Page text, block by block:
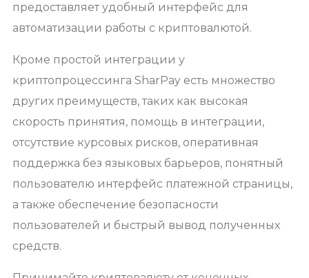
предоставляет удобный интерфейс для
автоматизации работы с криптовалютой.
Кроме простой интеграции у
криптопроцессинга SharPay есть множество
других преимуществ, таких как высокая
скорость принятия, помощь в интеграции,
отсутствие курсовых рисков, оперативная
поддержка без языковых барьеров, понятный
пользователю интерфейс платежной страницы,
а также обеспечение безопасности
пользователей и быстрый вывод полученных
средств.